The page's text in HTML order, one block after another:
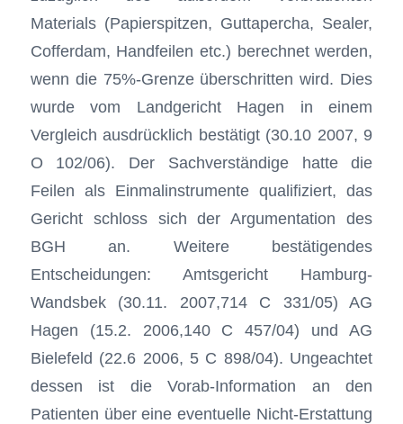
Materials (Papierspitzen, Guttapercha, Sealer,
Cofferdam, Handfeilen etc.) berechnet werden,
wenn die 75%-Grenze überschritten wird. Dies
wurde vom Landgericht Hagen in einem
Vergleich ausdrücklich bestätigt (30.10 2007, 9
O 102/06). Der Sachverständige hatte die
Feilen als Einmalinstrumente qualifiziert, das
Gericht schloss sich der Argumentation des
BGH an. Weitere bestätigendes
Entscheidungen: Amtsgericht Hamburg-
Wandsbek (30.11. 2007,714 C 331/05) AG
Hagen (15.2. 2006,140 C 457/04) und AG
Bielefeld (22.6 2006, 5 C 898/04). Ungeachtet
dessen ist die Vorab-Information an den
Patienten über eine eventuelle Nicht-Erstattung